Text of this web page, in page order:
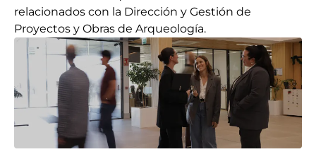
relacionados con la Dirección y Gestión de
Proyectos y Obras de Arqueología.